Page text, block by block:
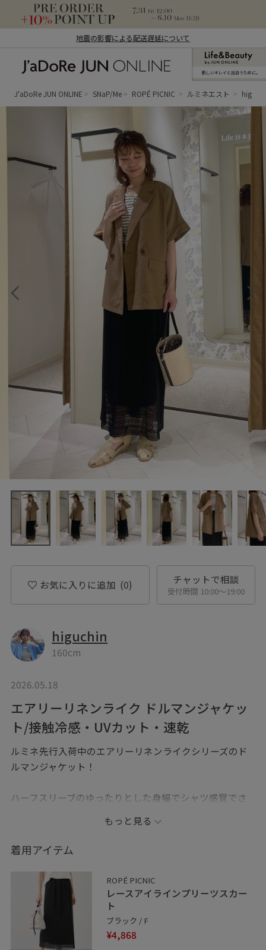
地震の影響による配送遅延について
ン オンライン）
新しいキレイと出合うために。
J'aDoRe JUN ONLINE SNaP/Me ROPÉ PICNIC ルミネエスト
お気に入りに追加 (0) チャットで相談
受付時間 10:00〜19:00
higuchin
160cm
2026.05.18
エアリーリネンライク ドルマンジャケッ
ト/接触冷感・UVカット・速乾
ルミネ先行入荷中のエアリーリネンライクシリーズのド
ルマンジャケット！
ハーフスリーブのゆったりとした身幅でシャツ感覚でさ
ボーダーインナー+透かし編みスカートを合わせた夏のリ
ラックスコーディネートです。
ご覧いただき、ありがとうございます☺︎
・画像は野外の光や照明の当たり具合で、
実際の商品の色味と異なる場合がございます。
実際の商品に近い色味は商品ページをご確認ください。
もっと見る
着用アイテム
ROPÉ PICNIC
レースアイラインプリーツスカー
ト
ブラック / F
¥4,868